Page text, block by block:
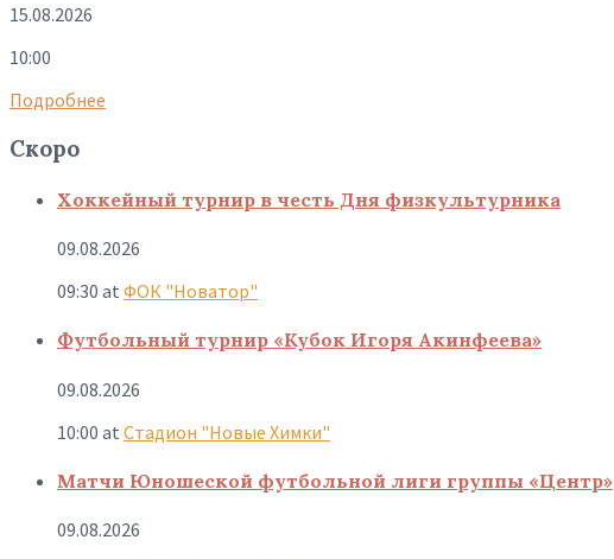
15.08.2026
10:00
Подробнее
Скоро
Хоккейный турнир в честь Дня физкультурника
09.08.2026
09:30 at ФОК "Новатор"
Футбольный турнир «Кубок Игоря Акинфеева»
09.08.2026
10:00 at Стадион "Новые Химки"
Матчи Юношеской футбольной лиги группы «Центр»
09.08.2026